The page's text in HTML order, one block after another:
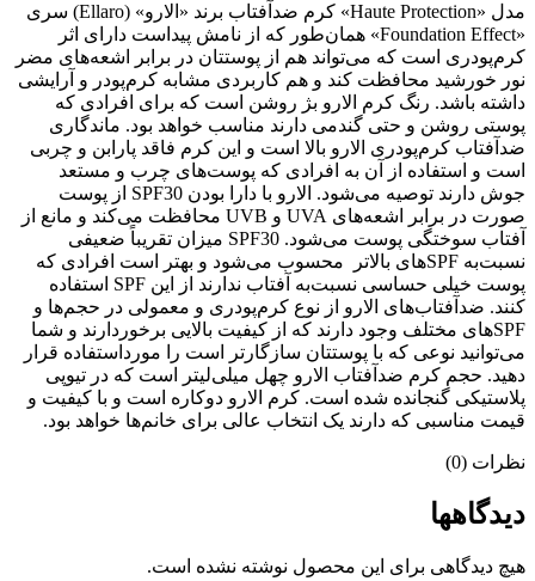
مدل «Haute Protection» کرم ضدآفتاب برند «الارو» (Ellaro) سری
«Foundation Effect» همان‌طور که از نامش پیداست دارای اثر
کرم‌پودری است که می‌تواند هم از پوستتان در برابر اشعه‌های مضر
نور خورشید محافظت کند و هم کاربردی مشابه کرم‌پودر و آرایشی
داشته باشد. رنگ کرم الارو بژ روشن است که برای افرادی که
پوستی روشن و حتی گندمی دارند مناسب خواهد بود. ماندگاری
ضدآفتاب کرم‌پودری الارو بالا است و این کرم فاقد پارابن و چربی
است و استفاده از آن به افرادی که پوست‌های چرب و مستعد
جوش دارند توصیه می‌شود. الارو با دارا بودن SPF30 از پوست
صورت در برابر اشعه‌های UVA و UVB محافظت می‌کند و مانع از
آفتاب سوختگی پوست می‌شود. SPF30 میزان تقریباً ضعیفی
نسبت‌به SPFهای بالاتر محسوب می‌شود و بهتر است افرادی که
پوست خیلی حساسی نسبت‌به آفتاب ندارند از این SPF استفاده
کنند. ضدآفتاب‌های الارو از نوع کرم‌پودری و معمولی در حجم‌ها و
SPFهای مختلف وجود دارند که از کیفیت بالایی برخوردارند و شما
می‌توانید نوعی که با پوستتان سازگارتر است را مورداستفاده قرار
دهید. حجم کرم ضدآفتاب الارو چهل میلی‌لیتر است که در تیوپی
پلاستیکی گنجانده شده است. کرم الارو دوکاره است و با کیفیت و
قیمت مناسبی که دارند یک انتخاب عالی برای خانم‌ها خواهد بود.
نظرات (0)
دیدگاهها
هیچ دیدگاهی برای این محصول نوشته نشده است.